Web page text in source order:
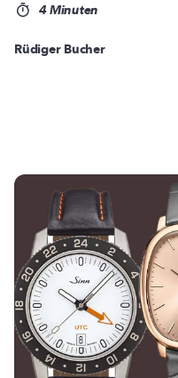
4 Minuten
Rüdiger Bucher